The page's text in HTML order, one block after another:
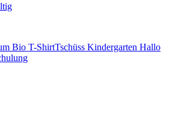
Bio T-ShirtTschüss Kindergarten Hallo